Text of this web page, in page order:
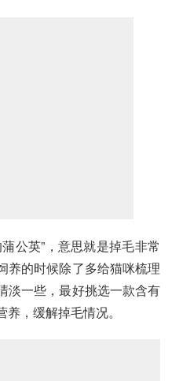
公英”，意思就是掉毛非常
养的时候除了多给猫咪梳理
淡一些，最好挑选一款含有
，缓解掉毛情况。